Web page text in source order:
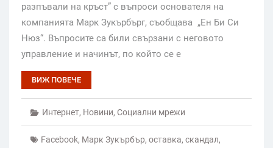
разпъвали на кръст” с въпроси основателя на
компанията Марк Зукърбърг, съобщава „Ен Би Си
Нюз“. Въпросите са били свързани с неговото
управление и начинът, по който се е
ВИЖ ПОВЕЧЕ
Интернет, Новини, Социални мрежи
Facebook, Марк Зукърбър, оставка, скандал,